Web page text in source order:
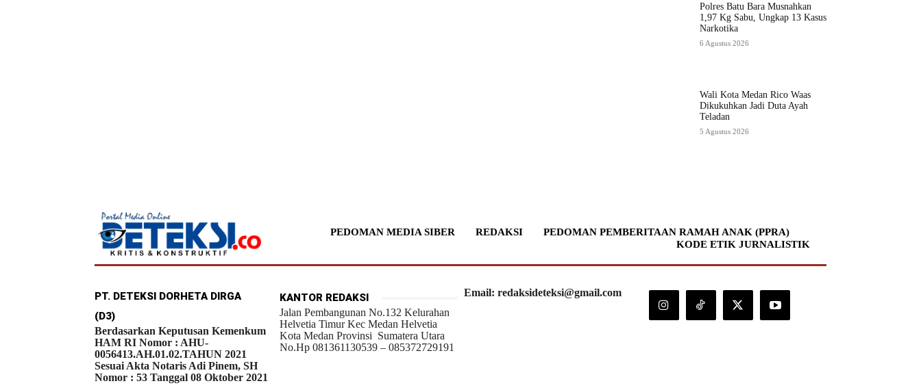
Polres Batu Bara Musnahkan
1,97 Kg Sabu, Ungkap 13 Kasus
Narkotika
6 Agustus 2026
Wali Kota Medan Rico Waas
Dikukuhkan Jadi Duta Ayah
Teladan
5 Agustus 2026
PEDOMAN MEDIA SIBER REDAKSI
PEDOMAN PEMBERITAAN RAMAH ANAK (PPRA)
KODE ETIK JURNALISTIK
PT. DETEKSI DORHETA DIRGA
(D3)
Berdasarkan Keputusan Kemenkum
HAM RI Nomor : AHU-
0056413.AH.01.02.TAHUN 2021
Sesuai Akta Notaris Adi Pinem, SH
Nomor : 53 Tanggal 08 Oktober 2021
KANTOR REDAKSI
Jalan Pembangunan No.132 Kelurahan
Helvetia Timur Kec Medan Helvetia
Kota Medan Provinsi Sumatera Utara
No.Hp 081361130539 – 085372729191
Email: redaksideteksi@gmail.com